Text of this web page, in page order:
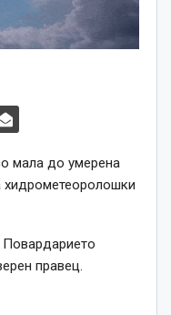
мала до умерена
хидрометеоролошки
правец.